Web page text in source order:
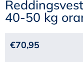
40-50 kg
€70,95